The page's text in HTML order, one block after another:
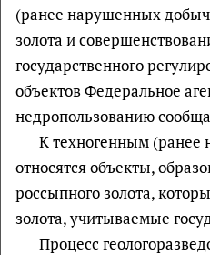
(ранее нарушенных
золота и
государственного
объектов Федеральное
недропользованию
К техногенным
относятся объекты,
россыпного золота,
золота, учитываемые
Процесс